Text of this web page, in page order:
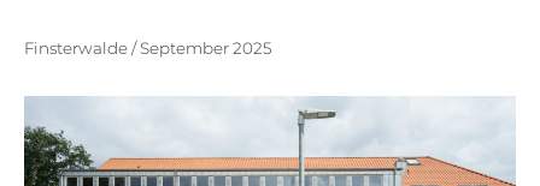
Finsterwalde / September 2025